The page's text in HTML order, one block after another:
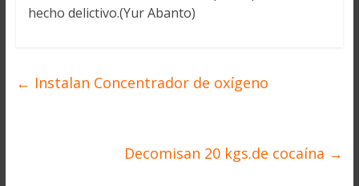
hecho delictivo.(Yur Abanto)
← Instalan Concentrador de oxígeno
Decomisan 20 kgs.de cocaína →